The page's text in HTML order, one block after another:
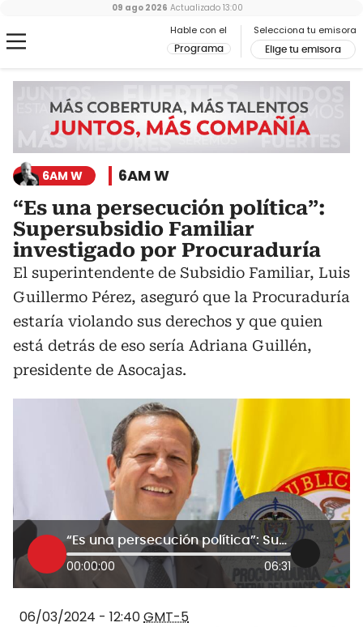
Hable con el
Programa
Selecciona tu emisora
Elige tu emisora
09 ago 2026 Actualizado 13:00
6AM W 6AM W
“Es una persecución política”:
Supersubsidio Familiar
investigado por Procuraduría
El superintendente de Subsidio Familiar, Luis
Guillermo Pérez, aseguró que la Procuraduría
estaría violando sus derechos y que quien
está detrás de eso sería Adriana Guillén,
presidente de Asocajas.
“Es una persecución política”: Supersubsidio Familiar investigado por Procuraduría
00:00:00 06:31
06/03/2024 - 12:40GMT-5